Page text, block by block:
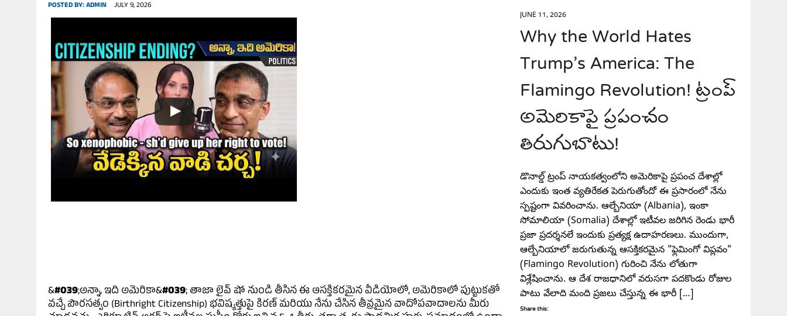
POSTED BY:ADMIN JULY 9, 2026
&#039;అన్నా, ఇది అమెరికా&#039; తాజా లైవ్ షో నుండి తీసిన ఈ ఆసక్తికరమైన వీడియోలో, అమెరికాలో పుట్టుకతో
వచ్చే పౌరసత్వం (Birthright Citizenship) భవిష్యత్తుపై కిరణ్ మరియు నేను చేసిన తీవ్రమైన వాదోపవాదాలను మీరు
JUNE 11, 2026
Why the World Hates
Trump’s America: The
Flamingo Revolution! ట్రంప్
అమెరికాపై ప్రపంచం
తిరుగుబాటు!
డొనాల్డ్ ట్రంప్ నాయకత్వంలోని అమెరికాపై ప్రపంచ దేశాల్లో
ఎందుకు ఇంత వ్యతిరేకత పెరుగుతోందో ఈ ప్రసారంలో నేను
స్పష్టంగా వివరించాను. ఆల్బేనియా (Albania), ఇంకా
సోమాలియా (Somalia) దేశాల్లో ఇటీవల జరిగిన రెండు భారీ
ప్రజా ప్రదర్శనలే ఇందుకు ప్రత్యక్ష ఉదాహరణలు. ముందుగా,
ఆల్బేనియాలో జరుగుతున్న ఆసక్తికరమైన "ఫ్లెమింగో విప్లవం"
(Flamingo Revolution) గురించి నేను లోతుగా
విశ్లేషించాను. ఆ దేశ రాజధానిలో వరుసగా పదకొండు రోజుల
పాటు వేలాది మంది ప్రజలు చేస్తున్న ఈ భారీ […]
Share this: